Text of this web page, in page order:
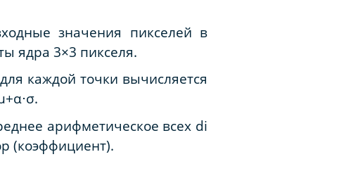
значения пикселей в
ядра 3×3 пикселя.
каждой точки вычисляется
⋅σ.
арифметическое всех di
(коэффициент)​.